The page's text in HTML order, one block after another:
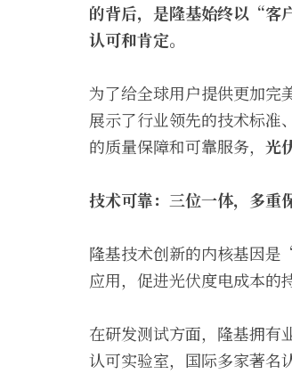
的背后，是隆基始终以“客
认可和肯定。
为了给全球用户提供更加完
展示了行业领先的技术标
的质量保障和可靠服务， 光
技术可靠：三位一体，多重
隆基技术创新的内核基因
应用，促进光伏度电成本的
在研发测试方面，隆基拥有
认可实验室，国际多家著名